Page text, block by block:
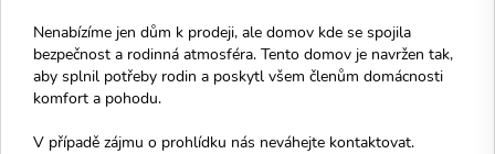
Nenabízíme jen dům k prodeji, ale domov kde se spojila
bezpečnost a rodinná atmosféra. Tento domov je navržen tak,
aby splnil potřeby rodin a poskytl všem členům domácnosti
komfort a pohodu.
V případě zájmu o prohlídku nás neváhejte kontaktovat.